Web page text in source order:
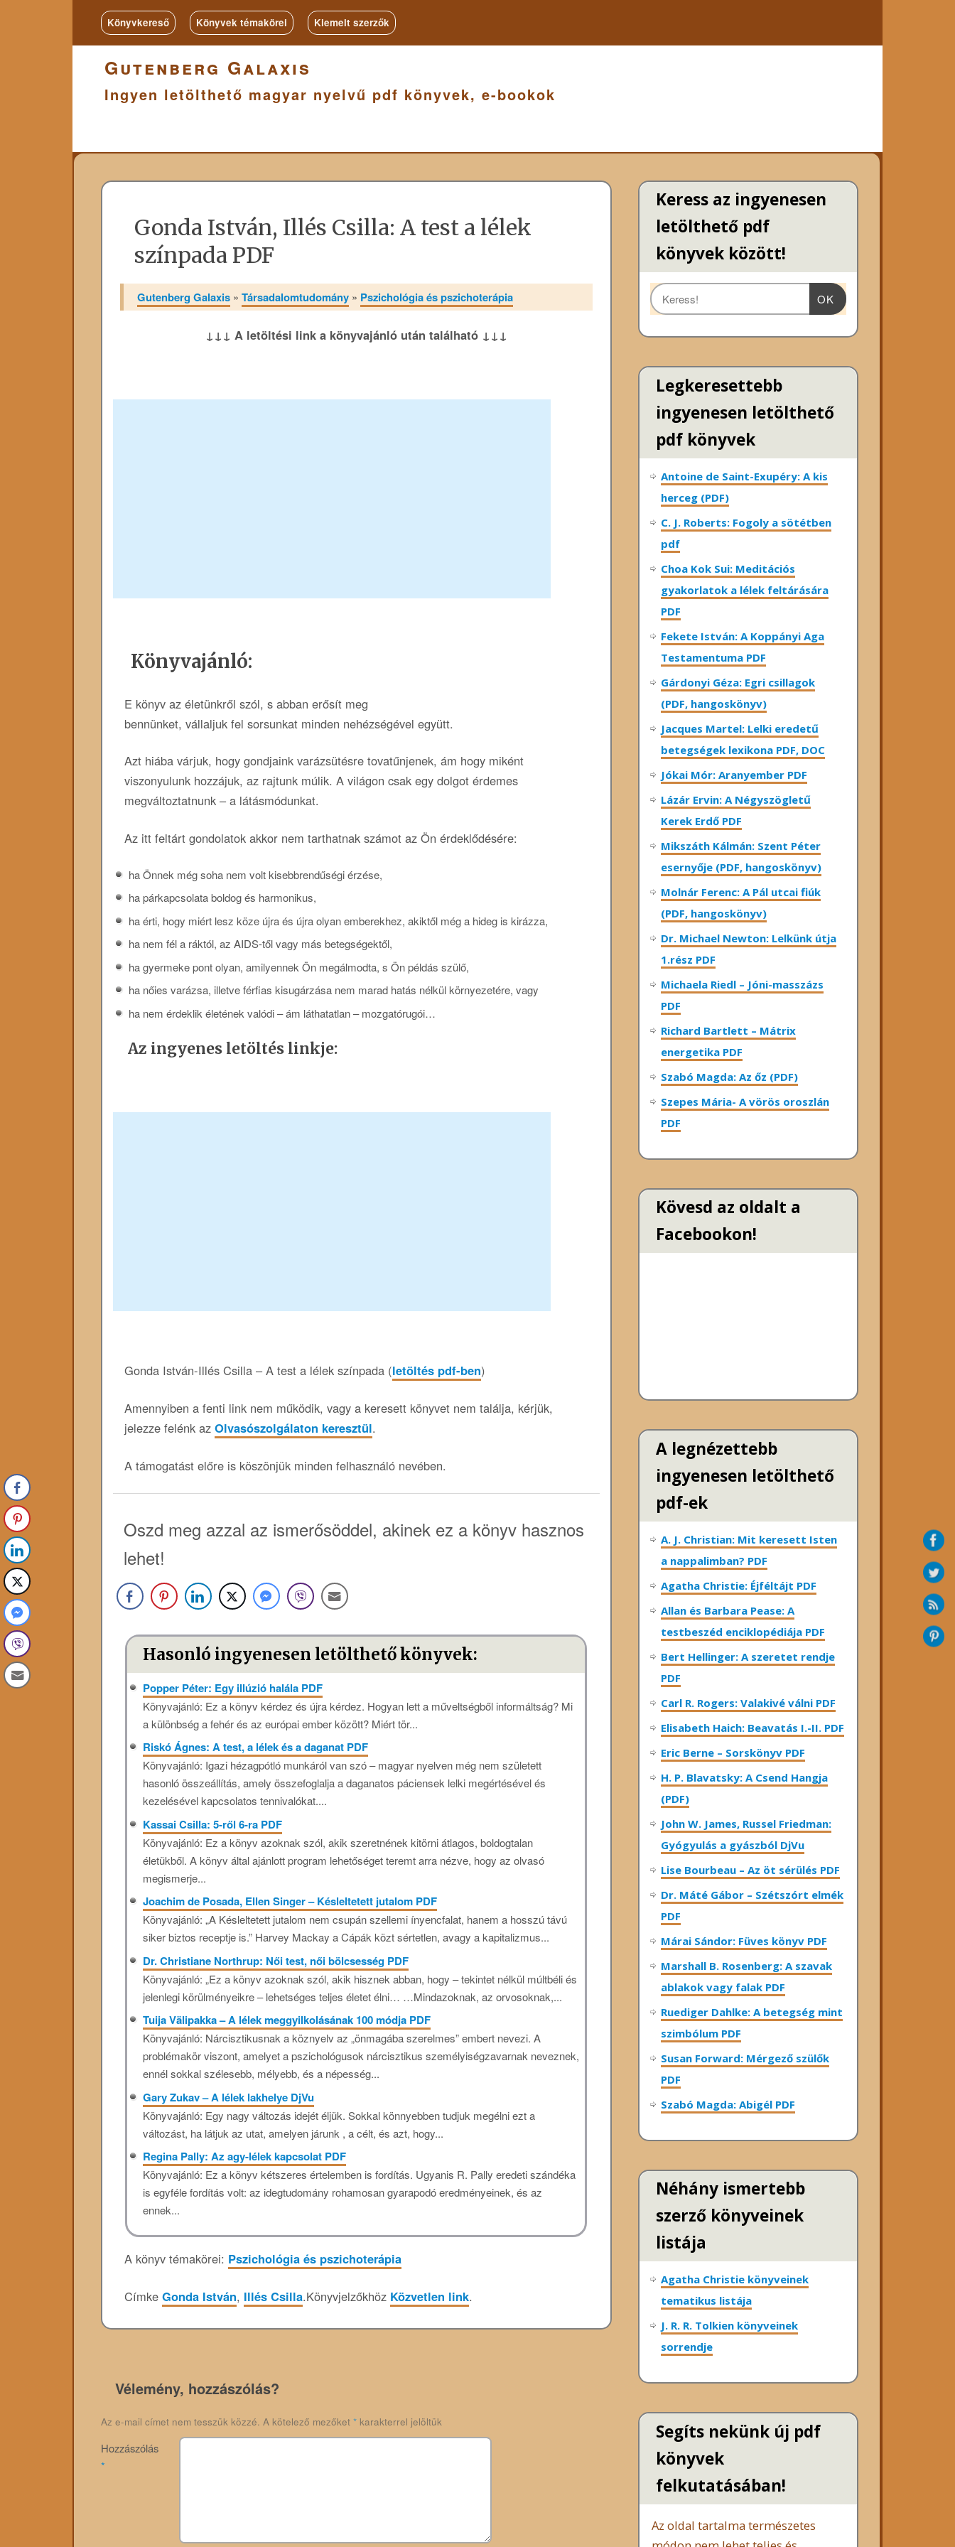
Könyvkereső Könyvek témakörei Kiemelt szerzők
Gutenberg Galaxis
Ingyen letölthető magyar nyelvű pdf könyvek, e-bookok
Gonda István, Illés Csilla: A test a lélek
színpada PDF
Gutenberg Galaxis »Társadalomtudomány » Pszichológia és pszichoterápia
↓↓↓ A letöltési link a könyvajánló után található ↓↓↓
Könyvajánló:
E könyv az életünkről szól, s abban erősít meg
bennünket, vállaljuk fel sorsunkat minden nehézségével együtt.
Azt hiába várjuk, hogy gondjaink varázsütésre tovatűnjenek, ám hogy miként
viszonyulunk hozzájuk, az rajtunk múlik. A világon csak egy dolgot érdemes
megváltoztatnunk – a látásmódunkat.
Az itt feltárt gondolatok akkor nem tarthatnak számot az Ön érdeklődésére:
ha Önnek még soha nem volt kisebbrendűségi érzése,
ha párkapcsolata boldog és harmonikus,
ha érti, hogy miért lesz köze újra és újra olyan emberekhez, akiktől még a hideg is kirázza,
ha nem fél a ráktól, az AIDS-től vagy más betegségektől,
ha gyermeke pont olyan, amilyennek Ön megálmodta, s Ön példás szülő,
ha nőies varázsa, illetve férfias kisugárzása nem marad hatás nélkül környezetére, vagy
ha nem érdeklik életének valódi – ám láthatatlan – mozgatórugói…
Az ingyenes letöltés linkje:
Gonda István-Illés Csilla – A test a lélek színpada (letöltés pdf-ben)
Amennyiben a fenti link nem működik, vagy a keresett könyvet nem találja, kérjük,
jelezze felénk az Olvasószolgálaton keresztül.
A támogatást előre is köszönjük minden felhasználó nevében.
Oszd meg azzal az ismerősöddel, akinek ez a könyv hasznos
lehet!
Hasonló ingyenesen letölthető könyvek:
Popper Péter: Egy illúzió halála PDF
Könyvajánló: Ez a könyv kérdez és újra kérdez. Hogyan lett a műveltségből informáltság? Mi
a különbség a fehér és az európai ember között? Miért tör...
Riskó Ágnes: A ​test, a lélek és a daganat PDF
Könyvajánló: Igazi ​​hézagpótló munkáról van szó – magyar nyelven még nem született
hasonló összeállítás, amely összefoglalja a daganatos páciensek lelki megértésével és
kezelésével kapcsolatos tennivalókat....
Kassai Csilla: 5-ről 6-ra PDF
Könyvajánló: Ez a könyv azoknak szól, akik szeretnének kitörni átlagos, boldogtalan
életükből. A könyv által ajánlott program lehetőséget teremt arra nézve, hogy az olvasó
megismerje...
Joachim de Posada, Ellen Singer – Késleltetett jutalom PDF
Könyvajánló: „A Késleltetett jutalom nem csupán szellemi ínyencfalat, hanem a hosszú távú
siker biztos receptje is.” Harvey Mackay a Cápák közt sértetlen, avagy a kapitalizmus...
Dr. Christiane Northrup: Női test, női bölcsesség PDF
Könyvajánló: „Ez a könyv azoknak szól, akik hisznek abban, hogy – tekintet nélkül múltbéli és
jelenlegi körülményeikre – lehetséges teljes életet élni… …Mindazoknak, az orvosoknak,...
Tuija Välipakka – A lélek meggyilkolásának 100 módja PDF
Könyvajánló: Nárcisztikusnak a köznyelv az „önmagába szerelmes” embert nevezi. A
problémakör viszont, amelyet a pszichológusok nárcisztikus személyiségzavarnak neveznek,
ennél sokkal szélesebb, mélyebb, és a népesség...
Gary Zukav – A lélek lakhelye DjVu
Könyvajánló: Egy nagy változás idejét éljük. Sokkal könnyebben tudjuk megélni ezt a
változást, ha látjuk az utat, amelyen járunk , a célt, és azt, hogy...
Regina Pally: Az agy-lélek kapcsolat PDF
Könyvajánló: Ez a könyv kétszeres értelemben is fordítás. Ugyanis R. Pally eredeti szándéka
is egyféle fordítás volt: az idegtudomány rohamosan gyarapodó eredményeinek, és az
ennek...
A könyv témakörei: Pszichológia és pszichoterápia
Címke Gonda István, Illés Csilla.Könyvjelzőkhöz Közvetlen link.
Vélemény, hozzászólás?
Az e-mail címet nem tesszük közzé. A kötelező mezőket *karakterrel jelöltük
Hozzászólás
*
Keress az ingyenesen
letölthető pdf
könyvek között!
OK
Legkeresettebb
ingyenesen letölthető
pdf könyvek
Antoine de Saint-Exupéry: A kis
herceg (PDF)
C. J. Roberts: Fogoly a sötétben
pdf
Choa Kok Sui: Meditációs
gyakorlatok a lélek feltárására
PDF
Fekete István: A Koppányi Aga
Testamentuma PDF
Gárdonyi Géza: Egri csillagok
(PDF, hangoskönyv)
Jacques Martel: Lelki eredetű
betegségek lexikona PDF, DOC
Jókai Mór: Aranyember PDF
Lázár Ervin: A Négyszögletű
Kerek Erdő PDF
Mikszáth Kálmán: Szent Péter
esernyője (PDF, hangoskönyv)
Molnár Ferenc: A Pál utcai fiúk
(PDF, hangoskönyv)
Dr. Michael Newton: Lelkünk útja
1.rész PDF
Michaela Riedl – Jóni-masszázs
PDF
Richard Bartlett – Mátrix
energetika PDF
Szabó Magda: Az őz (PDF)
Szepes Mária- A vörös oroszlán
PDF
Kövesd az oldalt a
Facebookon!
A legnézettebb
ingyenesen letölthető
pdf-ek
A. J. Christian: Mit keresett Isten
a nappalimban? PDF
Agatha Christie: Éjféltájt PDF
Allan és Barbara Pease: A
testbeszéd enciklopédiája PDF
Bert Hellinger: A ​szeretet rendje
PDF
Carl R. Rogers: Valakivé válni PDF
Elisabeth Haich: Beavatás I.-II. PDF
Eric Berne – Sorskönyv PDF
H. P. Blavatsky: A Csend Hangja
(PDF)
John W. James, Russel Friedman:
Gyógyulás a gyászból DjVu
Lise Bourbeau – Az öt sérülés PDF
Dr. Máté Gábor – Szétszórt elmék
PDF
Márai Sándor: Füves könyv PDF
Marshall B. Rosenberg: A szavak
ablakok vagy falak PDF
Ruediger Dahlke: A betegség mint
szimbólum PDF
Susan Forward: Mérgező szülők
PDF
Szabó Magda: Abigél PDF
Néhány ismertebb
szerző könyveinek
listája
Agatha Christie könyveinek
tematikus listája
J. R. R. Tolkien könyveinek
sorrendje
Segíts nekünk új pdf
könyvek
felkutatásában!
Az oldal tartalma természetes